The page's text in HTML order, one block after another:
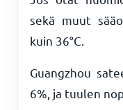
sekä muut
kuin 36°C
Guangzhou
6%, ja tuulen